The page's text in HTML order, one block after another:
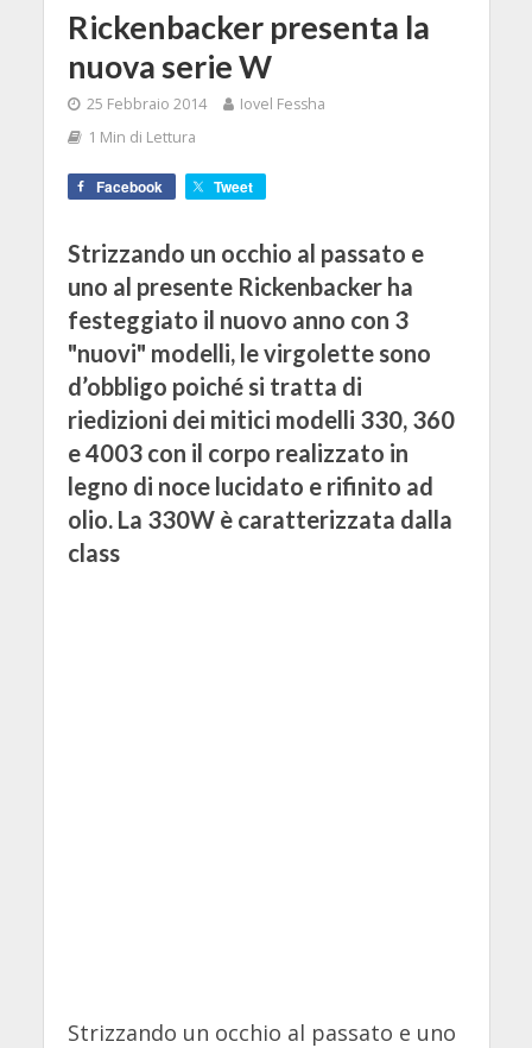
Rickenbacker presenta la
nuova serie W
25 Febbraio 2014
Iovel Fessha
1 Min di Lettura
Facebook Tweet
Strizzando un occhio al passato e
uno al presente Rickenbacker ha
festeggiato il nuovo anno con 3
"nuovi" modelli, le virgolette sono
d’obbligo poiché si tratta di
riedizioni dei mitici modelli 330, 360
e 4003 con il corpo realizzato in
legno di noce lucidato e rifinito ad
olio. La 330W è caratterizzata dalla
class
Strizzando un occhio al passato e uno